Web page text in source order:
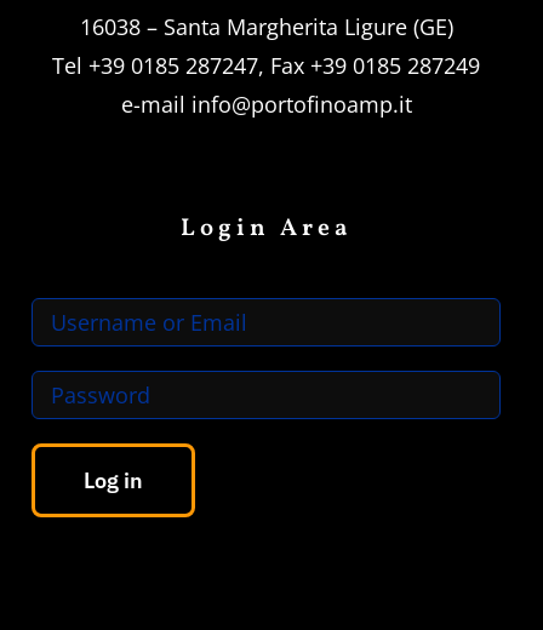
16038 – Santa Margherita Ligure (GE)
Tel +39 0185 287247, Fax +39 0185 287249
e-mail info@portofinoamp.it
Login Area
Log in